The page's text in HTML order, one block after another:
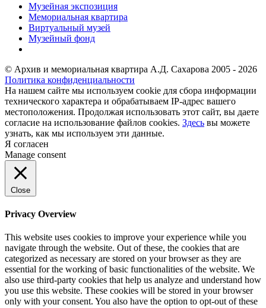
Музейная экспозиция
Мемориальная квартира
Виртуальный музей
Музейный фонд
© Архив и мемориальная квартира А.Д. Сахарова 2005 - 2026
Политика конфиденциальности
На нашем сайте мы используем cookie для сбора информации
технического характера и обрабатываем IP-адрес вашего
местоположения. Продолжая использовать этот сайт, вы даете
согласие на использование файлов cookies. Здесь вы можете
узнать, как мы используем эти данные.
Я согласен
Manage consent
Close
Privacy Overview
This website uses cookies to improve your experience while you
navigate through the website. Out of these, the cookies that are
categorized as necessary are stored on your browser as they are
essential for the working of basic functionalities of the website. We
also use third-party cookies that help us analyze and understand how
you use this website. These cookies will be stored in your browser
only with your consent. You also have the option to opt-out of these